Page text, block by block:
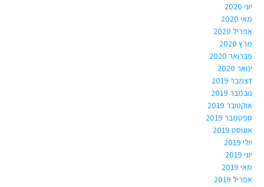
יוני 2020
מאי 2020
אפריל 2020
מרץ 2020
פברואר 2020
ינואר 2020
דצמבר 2019
נובמבר 2019
אוקטובר 2019
ספטמבר 2019
אוגוסט 2019
יולי 2019
יוני 2019
מאי 2019
אפריל 2019